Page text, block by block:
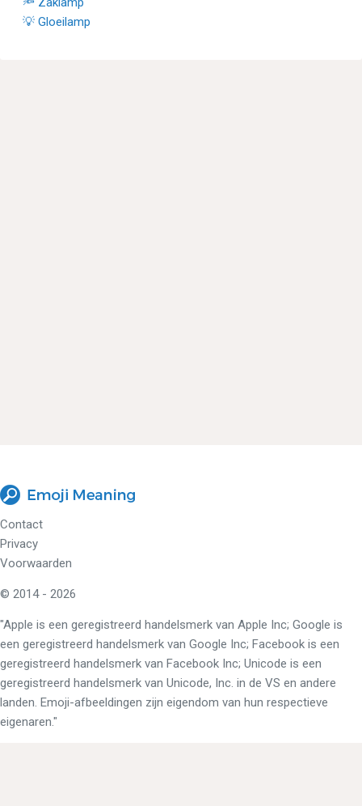
💡 Gloeilamp
Contact
Privacy
Voorwaarden
© 2014 - 2026
"Apple is een geregistreerd handelsmerk van Apple Inc; Google is
een geregistreerd handelsmerk van Google Inc; Facebook is een
geregistreerd handelsmerk van Facebook Inc; Unicode is een
geregistreerd handelsmerk van Unicode, Inc. in de VS en andere
landen. Emoji-afbeeldingen zijn eigendom van hun respectieve
eigenaren."